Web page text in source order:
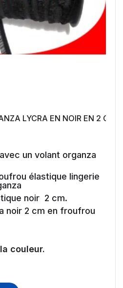
LYCRA EN NOIR EN 2 CM
un volant organza
élastique lingerie
noir 2 cm.
noir 2 cm en froufrou
couleur.